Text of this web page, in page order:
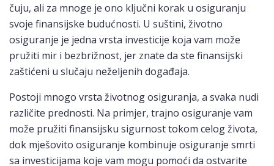
čuju, ali za mnoge je ono ključni korak u osiguranju
svoje finansijske budućnosti. U suštini, životno
osiguranje je jedna vrsta investicije koja vam može
pružiti mir i bezbrižnost, jer znate da ste finansijski
zaštićeni u slučaju neželjenih događaja.
Postoji mnogo vrsta životnog osiguranja, a svaka nudi
različite prednosti. Na primjer, trajno osiguranje vam
može pružiti finansijsku sigurnost tokom celog života,
dok mješovito osiguranje kombinuje osiguranje smrti
sa investicijama koje vam mogu pomoći da ostvarite